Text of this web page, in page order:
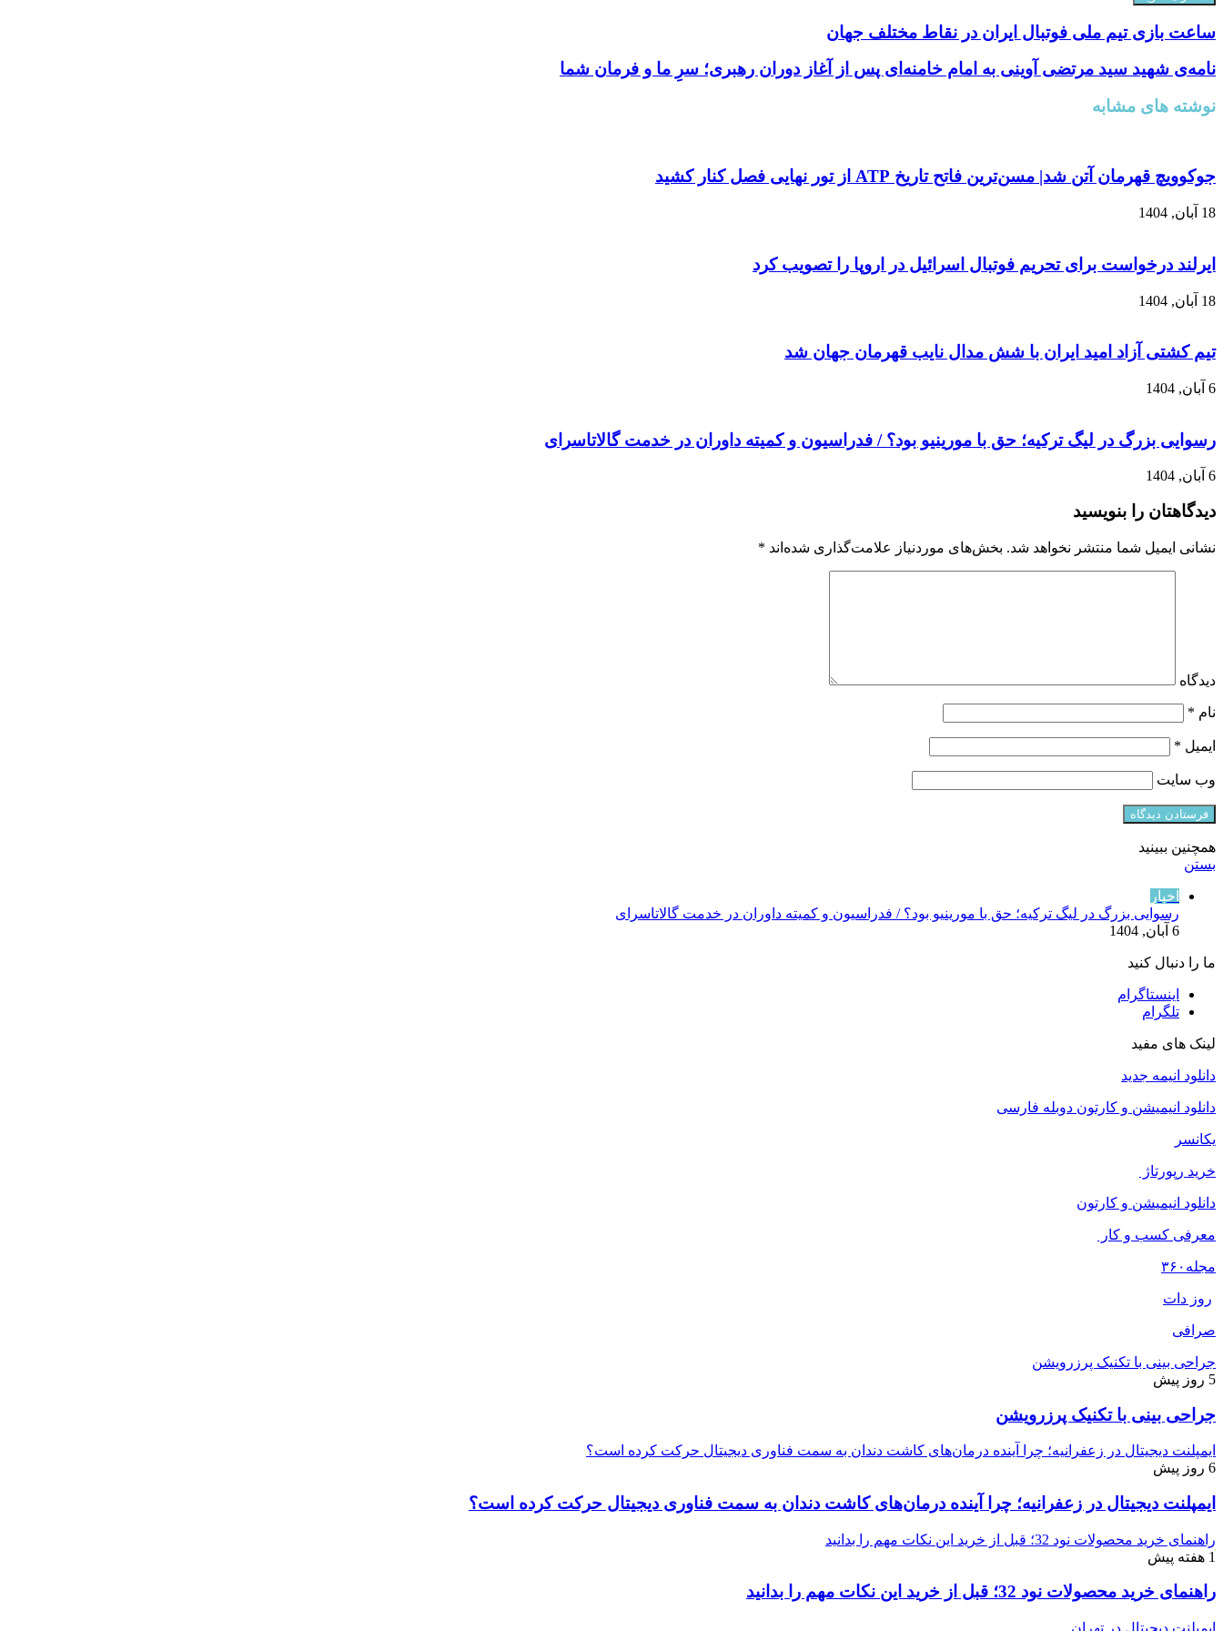
ساعت بازی تیم ملی فوتبال ایران در نقاط مختلف جهان
نامه‌ی شهید سید مرتضی آوینی به امام خامنه‌ای پس از آغاز دوران رهبری؛ سرِ ما و فرمان شما
نوشته های مشابه
جوکوویچ قهرمان آتن شد| مسن‌ترین فاتح تاریخ ATP از تور نهایی فصل کنار کشید
18 آبان, 1404
ایرلند درخواست برای تحریم فوتبال اسرائیل در اروپا را تصویب کرد
18 آبان, 1404
تیم کشتی آزاد امید ایران با شش مدال نایب قهرمان جهان شد
6 آبان, 1404
رسوایی بزرگ در لیگ ترکیه؛ حق با مورینیو بود؟ / فدراسیون و کمیته داوران در خدمت گالاتاسرای
6 آبان, 1404
دیدگاهتان را بنویسید
نشانی ایمیل شما منتشر نخواهد شد. بخش‌های موردنیاز علامت‌گذاری شده‌اند *
دیدگاه
نام *
ایمیل *
وب‌ سایت
همچنین ببینید
بستن
اخبار
رسوایی بزرگ در لیگ ترکیه؛ حق با مورینیو بود؟ / فدراسیون و کمیته داوران در خدمت گالاتاسرای
6 آبان, 1404
ما را دنبال کنید
اینستاگرام
تلگرام
لینک های مفید
دانلود انیمه جدید
دانلود انیمیشن و کارتون دوبله فارسی
یکانسر
خرید رپورتاژ
دانلود انیمیشن و کارتون
معرفی کسب و کار
مجله ۳۶۰
روز دات
صرافی
جراحی بینی با تکنیک پرزرویشن
5 روز پیش
جراحی بینی با تکنیک پرزرویشن
ایمپلنت دیجیتال در زعفرانیه؛ چرا آینده درمان‌های کاشت دندان به سمت فناوری دیجیتال حرکت کرده است؟
6 روز پیش
ایمپلنت دیجیتال در زعفرانیه؛ چرا آینده درمان‌های کاشت دندان به سمت فناوری دیجیتال حرکت کرده است؟
راهنمای خرید محصولات نود 32؛ قبل از خرید این نکات مهم را بدانید
1 هفته پیش
راهنمای خرید محصولات نود 32؛ قبل از خرید این نکات مهم را بدانید